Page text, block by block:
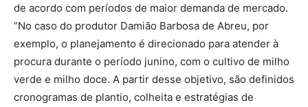
de acordo com períodos de maior demanda de mercado.
“No caso do produtor Damião Barbosa de Abreu, por
exemplo, o planejamento é direcionado para atender à
procura durante o período junino, com o cultivo de milho
verde e milho doce. A partir desse objetivo, são definidos
cronogramas de plantio, colheita e estratégias de